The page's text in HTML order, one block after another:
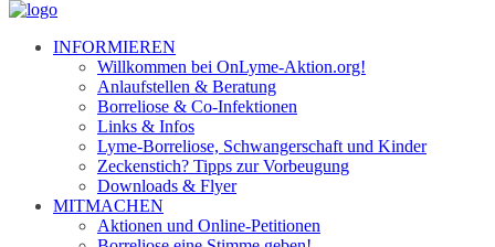
INFORMIEREN
Willkommen bei OnLyme-Aktion.org!
Anlaufstellen & Beratung
Borreliose & Co-Infektionen
Links & Infos
Lyme-Borreliose, Schwangerschaft und Kinder
Zeckenstich? Tipps zur Vorbeugung
Downloads & Flyer
MITMACHEN
Aktionen und Online-Petitionen